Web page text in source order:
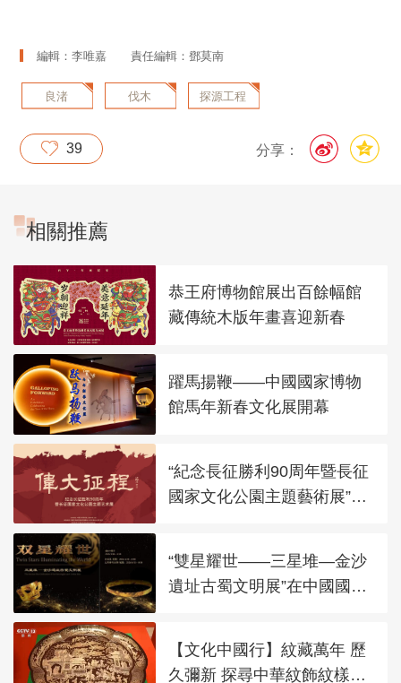
編輯：李唯嘉 責任編輯：鄧莫南
良渚 伐木 探源工程
分享：
39
相關推薦
恭王府博物館展出百餘幅館
藏傳統木版年畫喜迎新春
躍馬揚鞭——中國國家博物
館馬年新春文化展開幕
“紀念長征勝利90周年暨長征
國家文化公園主題藝術展”在
“雙星耀世——三星堆—金沙
遺址古蜀文明展”在中國國家
【文化中國行】紋藏萬年 歷
久彌新 探尋中華紋飾紋樣之